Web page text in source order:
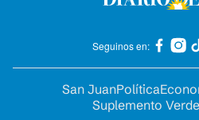
Seguinos en:
San JuanPolítica
Suplemento Verde